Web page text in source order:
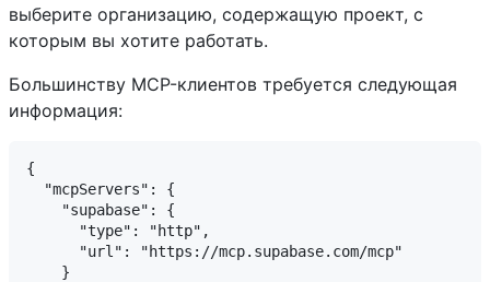
выберите организацию, содержащую проект, с
которым вы хотите работать.
Большинству MCP-клиентов требуется следующая
информация:
{
  "mcpServers": {
    "supabase": {
      "type": "http",
      "url": "https://mcp.supabase.com/mcp"
    }